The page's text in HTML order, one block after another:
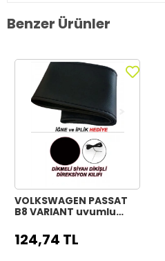
Benzer Ürünler
VOLKSWAGEN PASSAT
B8 VARIANT uyumlu
direksiyon kılıfı siyah
dikiş
124,74 TL